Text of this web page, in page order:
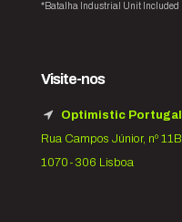
*Batalha Industrial Unit Included
Visite-nos
Optimistic Portugal
Rua Campos Júnior, nº 11B
1070-306 Lisboa